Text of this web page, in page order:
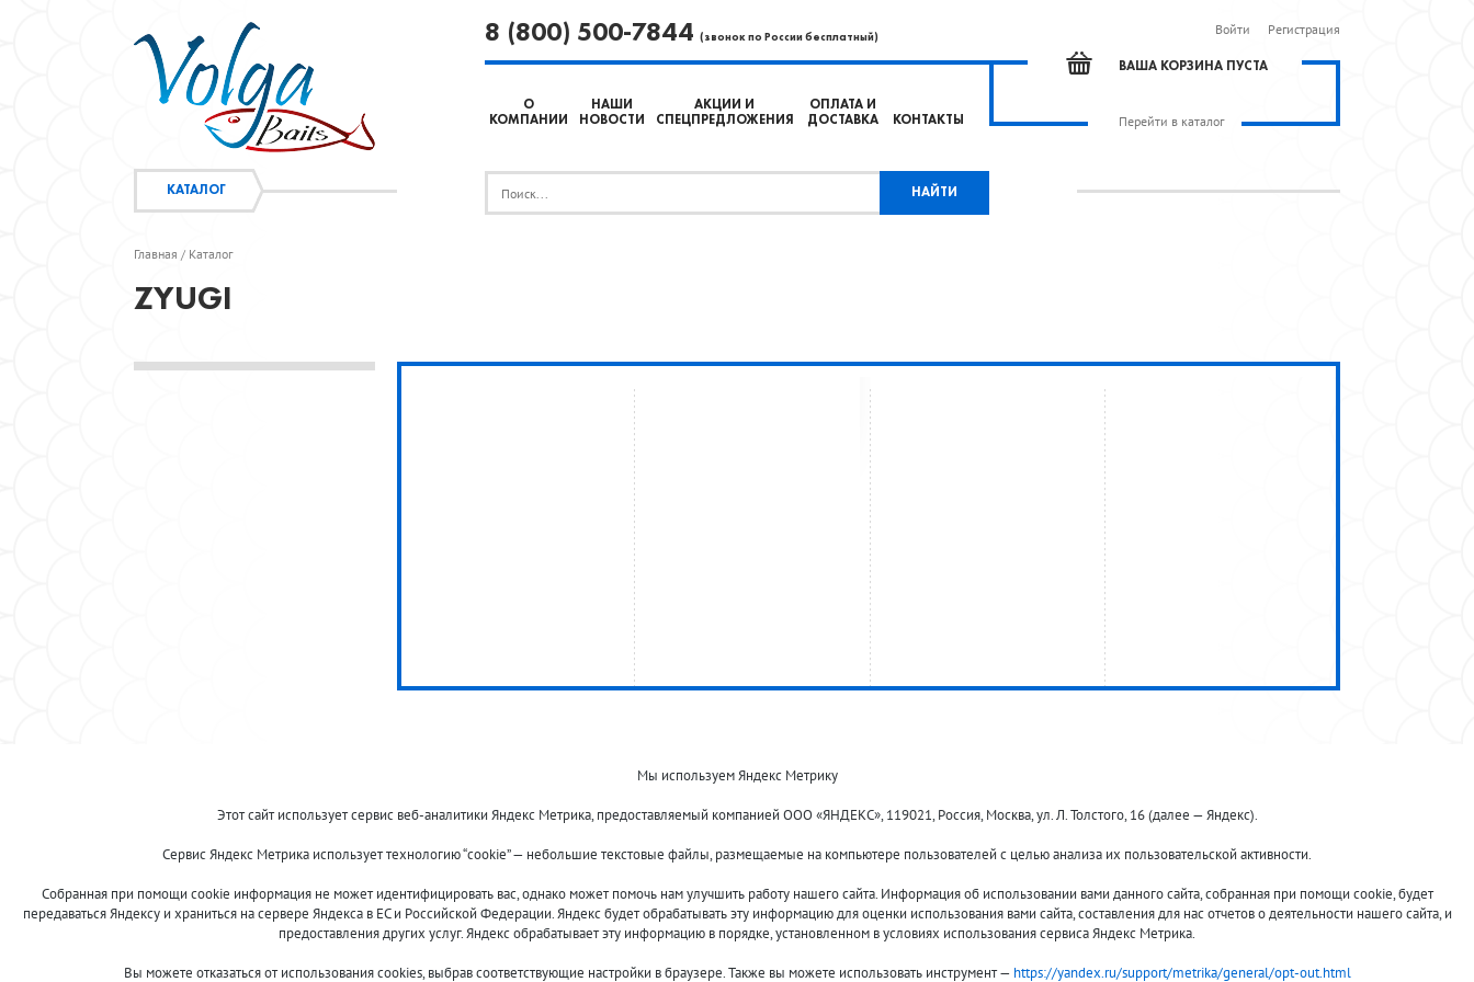
КАТАЛОГ
8 (800) 500-7844 (звонок по России бесплатный) Войти Регистрация
ВАША КОРЗИНА ПУСТА
Перейти в каталог
О
КОМПАНИИ
НАШИ
НОВОСТИ
АКЦИИ И
СПЕЦПРЕДЛОЖЕНИЯ
ОПЛАТА И
ДОСТАВКА
КОНТАКТЫ
Главная / Каталог
ZYUGI
© 2013-2024 "Волжские приманки"
8 (800)
500-7844
Оплата и доставка
О компании
Гарантия и сервис
Контакты
Помощь
Сообщить об ошибке
Принимаем к оплате:
Мы используем Яндекс Метрику
Этот сайт использует сервис веб-аналитики Яндекс Метрика, предоставляемый компанией ООО «ЯНДЕКС», 119021, Россия, Москва, ул. Л. Толстого, 16 (далее — Яндекс).
Сервис Яндекс Метрика использует технологию “cookie” — небольшие текстовые файлы, размещаемые на компьютере пользователей с целью анализа их пользовательской активности.
Собранная при помощи cookie информация не может идентифицировать вас, однако может помочь нам улучшить работу нашего сайта. Информация об использовании вами данного сайта, собранная при помощи cookie, будет
передаваться Яндексу и храниться на сервере Яндекса в ЕС и Российской Федерации. Яндекс будет обрабатывать эту информацию для оценки использования вами сайта, составления для нас отчетов о деятельности нашего сайта, и
предоставления других услуг. Яндекс обрабатывает эту информацию в порядке, установленном в условиях использования сервиса Яндекс Метрика.
Вы можете отказаться от использования cookies, выбрав соответствующие настройки в браузере. Также вы можете использовать инструмент — https://yandex.ru/support/metrika/general/opt-out.html